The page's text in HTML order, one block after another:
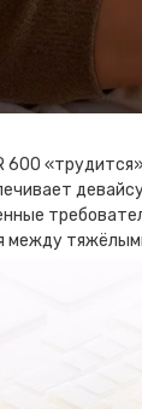
600